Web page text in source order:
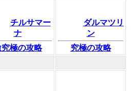
チルサマー
ナ
究極の攻略
ダルマツリ
ン
究極の攻略